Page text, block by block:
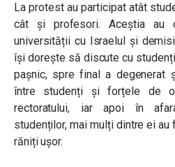
La protest au participat atât
cât și profesori. Aceștia au
universității cu Israelul și
își dorește să discute cu
pașnic, spre final a degenerat
între studenți și forțele de
rectoratului, iar apoi în
studenților, mai mulți dintre ei
răniți ușor.